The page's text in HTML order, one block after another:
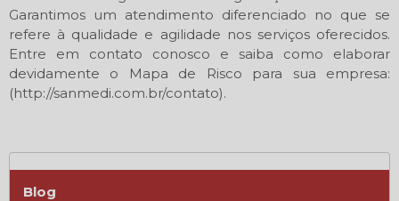
Garantimos um atendimento diferenciado no que se
refere à qualidade e agilidade nos serviços oferecidos.
Entre em contato conosco e saiba como elaborar
devidamente o Mapa de Risco para sua empresa:
(http://sanmedi.com.br/contato).
Blog